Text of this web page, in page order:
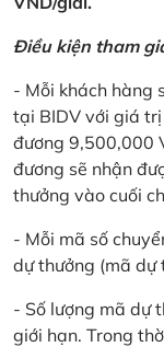
Điều kiện tham
- Mỗi khách hàng
tại BIDV với giá
đương 9,500,000
đương sẽ nhận
thưởng vào cuối
- Mỗi mã số
dự thưởng (mã dự
- Số lượng mã dự
giới hạn. Trong